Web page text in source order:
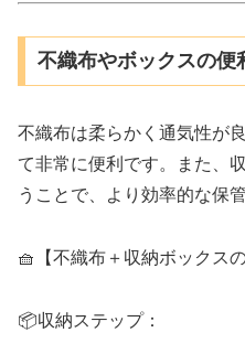
不織布やボックスの便
不織布は柔らかく通気性が
て非常に便利です。また、
うことで、より効率的な保
🧺【不織布＋収納ボックスの
📦収納ステップ：